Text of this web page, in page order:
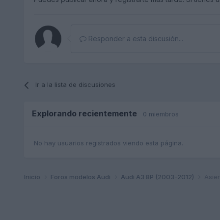
Responder a esta discusión...
Ir a la lista de discusiones
Explorando recientemente 0 miembros
No hay usuarios registrados viendo esta página.
Inicio Foros modelos Audi Audi A3 8P (2003-2012)